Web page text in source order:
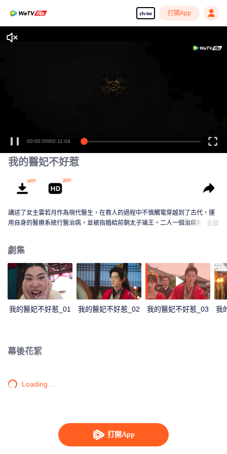
zh-tw 打開App
打開App
00:00:00/00:11:04
我的醫妃不好惹
講述了女主雲若月作為現代醫生，在救人的過程中不慎觸電穿越到了古代，運
用自身的醫療系統行醫治病，並被指婚給前朝太子璃王，二人一個治病救人，
全部
劇集
我的醫妃不好惹_01 我的醫妃不好惹_02 我的醫妃不好惹_03 我
幕後花絮
Loading…